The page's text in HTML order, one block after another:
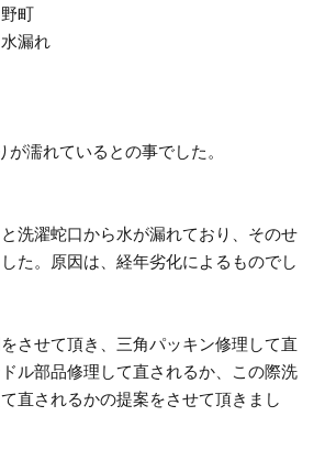
町
漏れ
が濡れているとの事でした。
洗濯蛇口から水が漏れており、そのせ
た。原因は、経年劣化によるものでし
させて頂き、三角パッキン修理して直
ル部品修理して直されるか、この際洗
直されるかの提案をさせて頂きまし